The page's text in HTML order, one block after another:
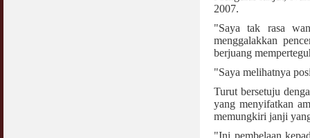
2007.
"Saya tak rasa
menggalakkan
berjuang
"Saya melihatnya
Turut bersetuju
yang menyifatkan
memungkiri janji
"Ini pembelaan